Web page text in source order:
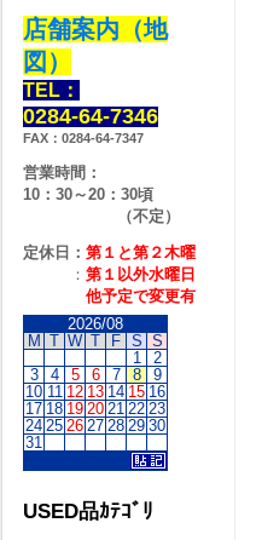
店舗案内（地
図）
TEL：
0284-64-7346
FAX：0284-64-7347
営業時間：
10：30～20：30頃
（不定）
定休日： 第１と第２木曜
： 第１以外水曜日
他予定で変更有
2026/08
M T W T F S S
1
2
3
4 5 6 7 8
9
10 11 12 13 14 15 16
17 18 19 20 21 22 23
24 25 26 27 28 29 30
31
USED品ｶﾃｺﾞﾘ